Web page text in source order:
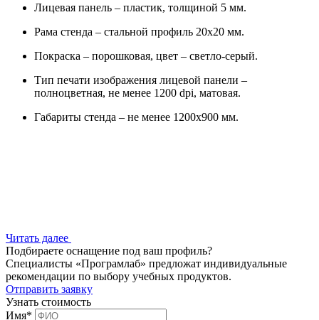
Лицевая панель – пластик, толщиной 5 мм.
Рама стенда – стальной профиль 20х20 мм.
Покраска – порошковая, цвет – светло-серый.
Тип печати изображения лицевой панели –
полноцветная, не менее 1200 dpi, матовая.
Габариты стенда – не менее 1200х900 мм.
Читать далее
Подбираете оснащение под ваш профиль?
Специалисты «Програмлаб» предложат индивидуальные
рекомендации по выбору учебных продуктов.
Отправить заявку
Узнать стоимость
Имя*